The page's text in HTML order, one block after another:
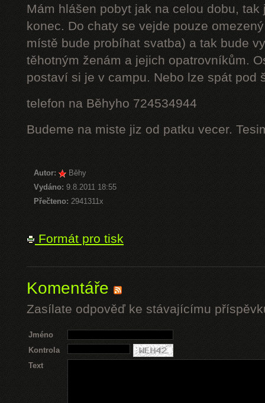
Mám hlášen pobyt jak na celou dobu,
konec. Do chaty se vejde pouze
místě bude probíhat svatba) a tak bude
těhotným ženám a jejich opatrovníkům.
postaví si je v campu. Nebo lze spát pod
telefon na Běhyho 724534944
Budeme na miste jiz od patku vecer.
Autor:
Běhy
Vydáno: 9.8.2011 18:55
Přečteno: 2941311x
Formát pro tisk
Komentáře
Zasílate odpověď ke stávajícímu
Jméno
Kontrola
Text